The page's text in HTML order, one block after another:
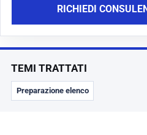
RICHIEDI
TEMI TRATTATI
Preparazione elenco